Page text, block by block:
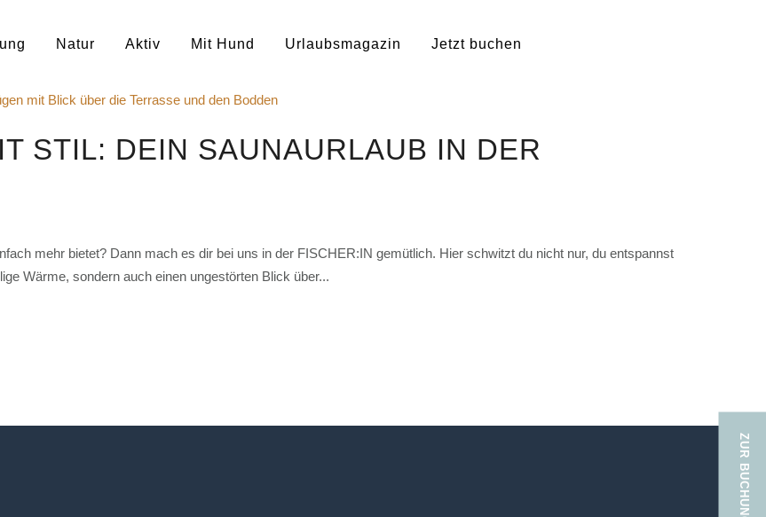
Natur Aktiv Mit Hund Urlaubsmagazin Jetzt buchen
ZUR BUCHUNG
STIL: DEIN SAUNAURLAUB IN DER
mehr bietet? Dann mach es dir bei uns in der FISCHER:IN gemütlich. Hier schwitzt du nicht nur, du entspannst
Wärme, sondern auch einen ungestörten Blick über...